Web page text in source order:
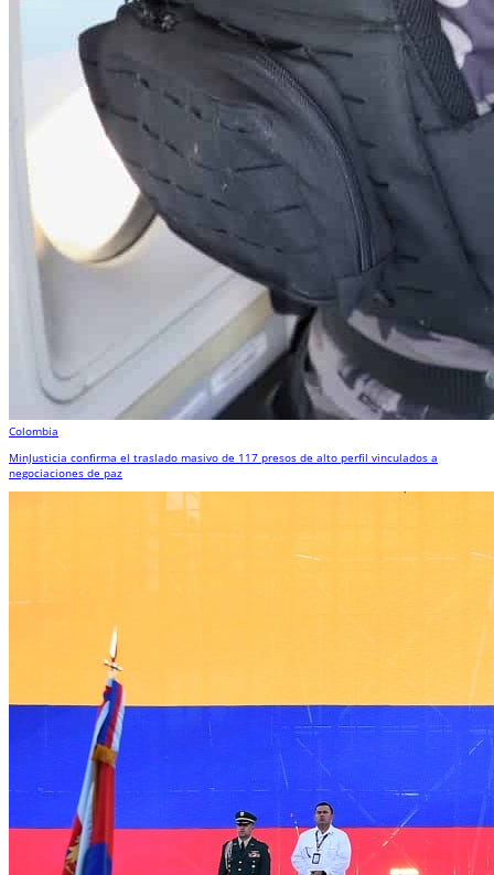
Colombia
MinJusticia confirma el traslado masivo de 117 presos de alto perfil vinculados a
negociaciones de paz